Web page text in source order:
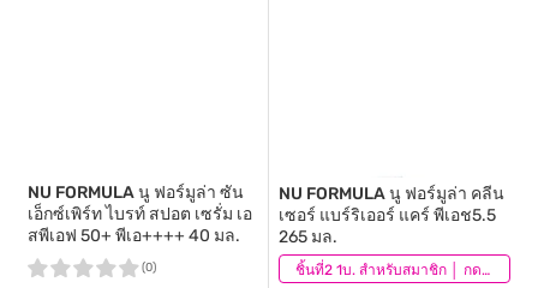
NU FORMULAนู ฟอร์มูล่า ซัน
เอ็กซ์เพิร์ท ไบรท์ สปอต เซรั่ม เอ
สพีเอฟ 50+ พีเอ++++ 40 มล.
(0) ชิ้นที่2 1บ. สำหรับสมาชิก │ กดสินค้า 2 ชิ้นเพื่อรับโปรโมชันนี้
NU FORMULAนู ฟอร์มูล่า คลีน
เซอร์ แบร์ริเออร์ แคร์ พีเอช5.5
265 มล.
(0)